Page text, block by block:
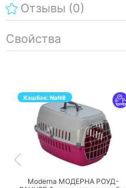
Отзывы (0)
Свойства
Кэшбэк:NaN₴
ПЕРЕЙТИ
Moderna МОДЕРНА РОУД-